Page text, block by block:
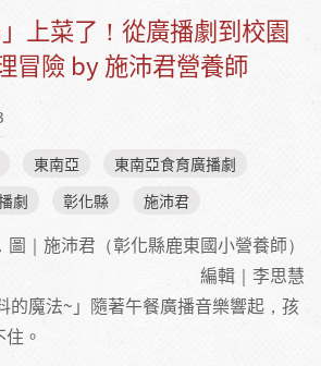
」上菜了！從廣播劇到校園
冒險 by 施沛君營養師
東南亞
東南亞食育廣播劇
劇 彰化縣 施沛君
圖｜施沛君（彰化縣鹿東國小營養師）
編輯｜李思慧
的魔法~」隨著午餐廣播音樂響起，孩
。